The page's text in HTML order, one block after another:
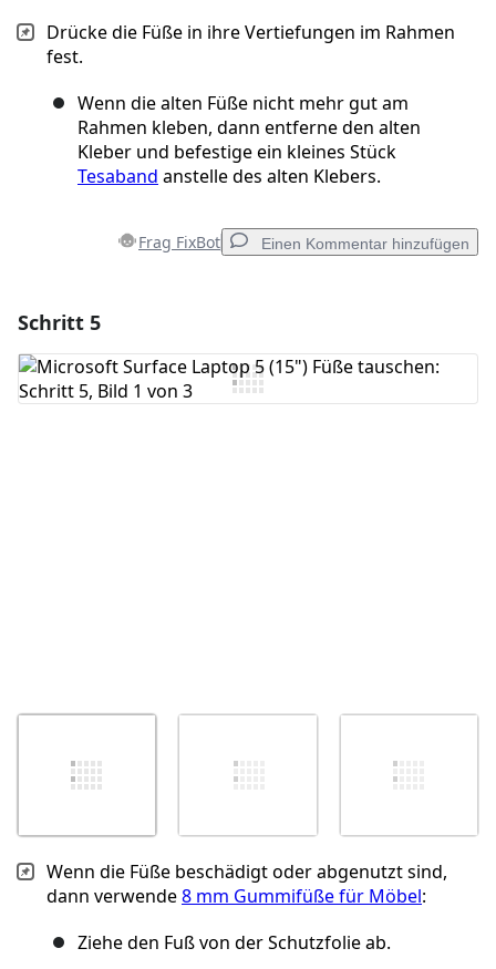
Drücke die Füße in ihre Vertiefungen im Rahmen
fest.
Wenn die alten Füße nicht mehr gut am
Rahmen kleben, dann entferne den alten
Kleber und befestige ein kleines Stück
Tesaband anstelle des alten Klebers.
Frag FixBot Einen Kommentar hinzufügen
Kommentar hinzufügen
Schritt 5
Wenn die Füße beschädigt oder abgenutzt sind,
dann verwende8 mm Gummifüße für Möbel:
Ziehe den Fuß von der Schutzfolie ab.